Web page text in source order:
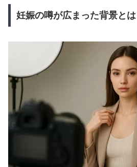
妊娠の噂が広まった背景とは